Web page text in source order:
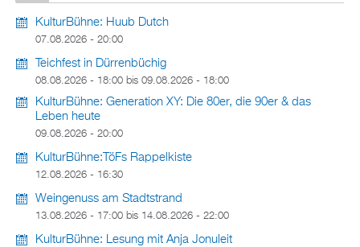
KulturBühne: Huub Dutch
07.08.2026 - 20:00
Teichfest in Dürrenbüchig
08.08.2026 - 18:00 bis 09.08.2026 - 18:00
KulturBühne: Generation XY: Die 80er, die 90er & das
Leben heute
09.08.2026 - 20:00
KulturBühne:TöFs Rappelkiste
12.08.2026 - 16:30
Weingenuss am Stadtstrand
13.08.2026 - 17:00 bis 14.08.2026 - 22:00
KulturBühne: Lesung mit Anja Jonuleit